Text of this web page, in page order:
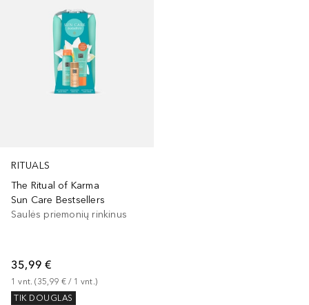
RITUALS
The Ritual of Karma
Sun Care Bestsellers
Saulės priemonių rinkinus
35,99 €
1 vnt. (35,99 € / 1 vnt.)
TIK DOUGLAS